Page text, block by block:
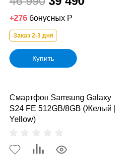
+276 бонусных Р
Заказ 2-3 дня
Купить
Смартфон Samsung Galaxy
S24 FE 512GB/8GB (Желый |
Yellow)